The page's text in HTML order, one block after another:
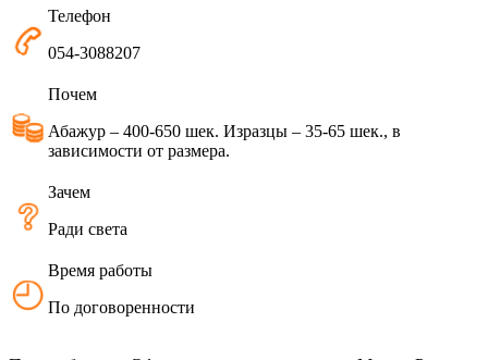
Телефон
054-3088207
Почем
Абажур – 400-650 шек. Изразцы – 35-65 шек., в
зависимости от размера.
Зачем
Ради света
Время работы
По договоренности